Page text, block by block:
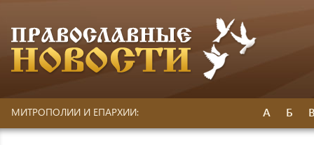
МИТРОПОЛИИ И ЕПАРХИИ: А Б